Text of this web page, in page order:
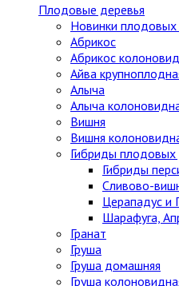
Плодовые деревья
Новинки плодовых
Абрикос
Абрикос
Айва
Алыча
Алыча
Вишня
Вишня
Гибриды плодовых
Гибриды
Сливово-
Церападус и
Шарафуга,
Гранат
Груша
Груша домашняя
Груша